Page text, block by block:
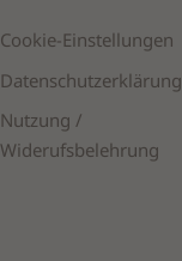
Cookie-Einstellungen
Datenschutzerklärung
Nutzung /
Widerufsbelehrung